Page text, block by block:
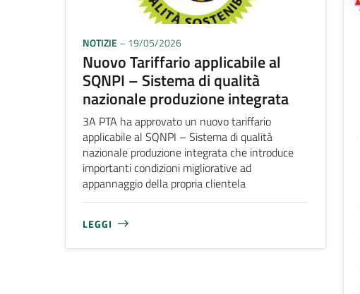
NOTIZIE– 19/05/2026
Nuovo Tariffario applicabile al
SQNPI – Sistema di qualità
nazionale produzione integrata
3A PTA ha approvato un nuovo tariffario
applicabile al SQNPI – Sistema di qualità
nazionale produzione integrata che introduce
importanti condizioni migliorative ad
appannaggio della propria clientela
LEGGI